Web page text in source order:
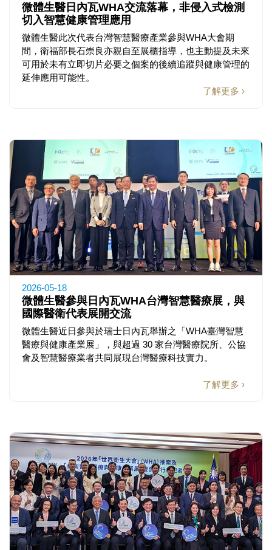
微體生醫日內瓦WHA交流落幕，非侵入式檢測
切入智慧健康管理應用
微體生醫此次代表台灣智慧醫療產業參與WHA大會期
間，衛福部長石崇良亦親自至展櫃指導，也主動提及未來
可用於未有立即切片必要之個案的後續追蹤與健康管理的
延伸應用可能性。
了解更多 ›
2026-05-18
微體生醫參與日內瓦WHA台灣智慧醫療展，與
國際醫衛代表展開交流
微體生醫近日參與於瑞士日內瓦舉辦之「WHA臺灣智慧
醫療與健康產業展」，與超過 30 家台灣醫療院所、公協
會及智慧醫療業者共同展現台灣醫療科技實力。
了解更多 ›